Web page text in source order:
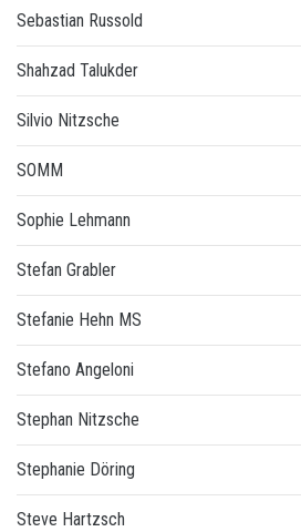
Sebastian Russold
Shahzad Talukder
Silvio Nitzsche
SOMM
Sophie Lehmann
Stefan Grabler
Stefanie Hehn MS
Stefano Angeloni
Stephan Nitzsche
Stephanie Döring
Steve Hartzsch